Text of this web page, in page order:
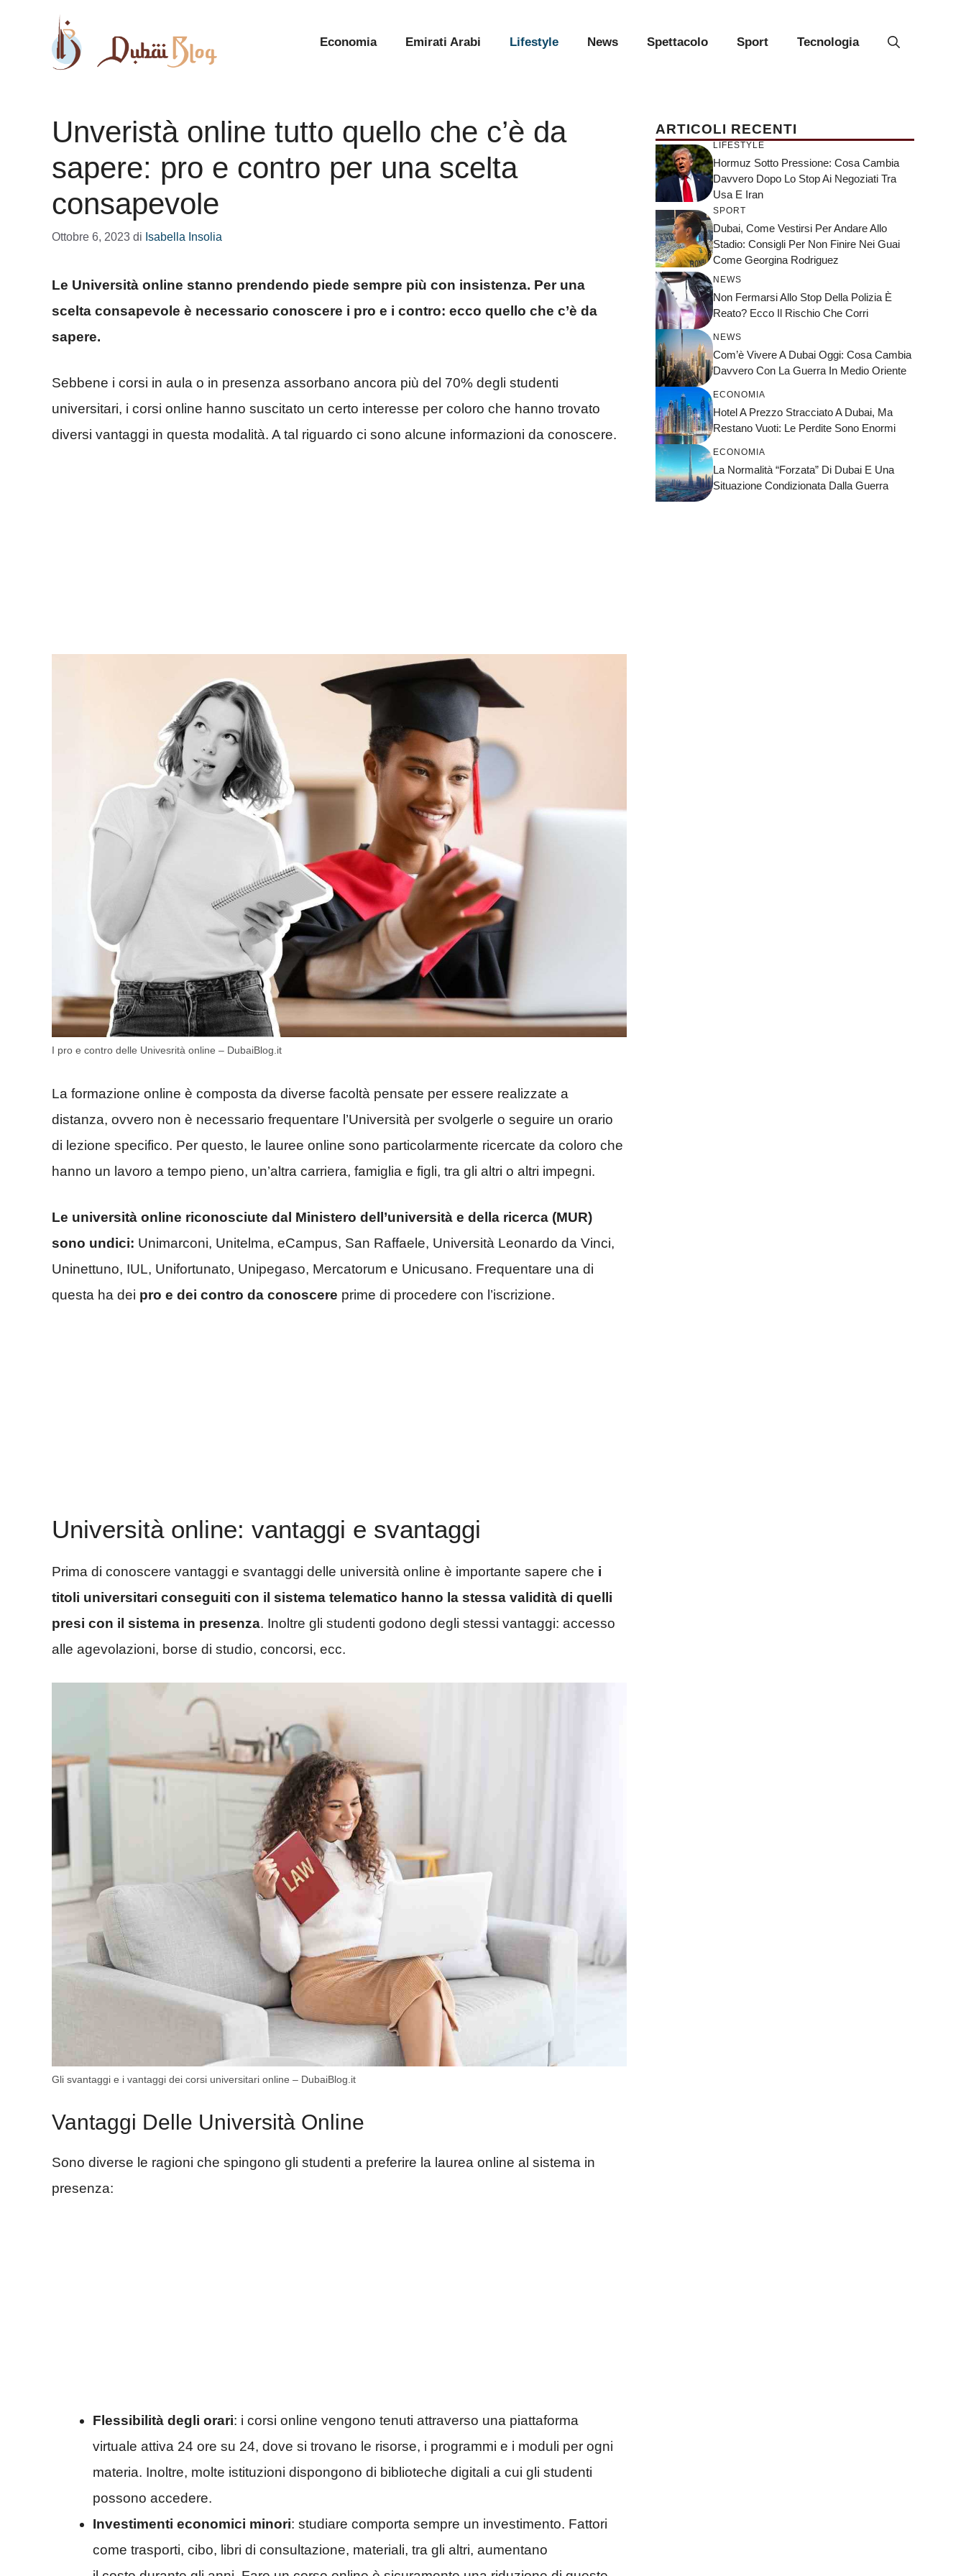
contenuto
Economia Emirati Arabi Lifestyle News Spettacolo Sport Tecnologia
Unveristà online tutto quello che c’è da
sapere: pro e contro per una scelta
consapevole
Ottobre 6, 2023 di Isabella Insolia
Le Università online stanno prendendo piede sempre più con insistenza. Per una
scelta consapevole è necessario conoscere i pro e i contro: ecco quello che c’è da
sapere.
Sebbene i corsi in aula o in presenza assorbano ancora più del 70% degli studenti
universitari, i corsi online hanno suscitato un certo interesse per coloro che hanno trovato
diversi vantaggi in questa modalità. A tal riguardo ci sono alcune informazioni da conoscere.
I pro e contro delle Univesrità online – DubaiBlog.it
La formazione online è composta da diverse facoltà pensate per essere realizzate a
distanza, ovvero non è necessario frequentare l’Università per svolgerle o seguire un orario
di lezione specifico. Per questo, le lauree online sono particolarmente ricercate da coloro che
hanno un lavoro a tempo pieno, un’altra carriera, famiglia e figli, tra gli altri o altri impegni.
Le università online riconosciute dal Ministero dell’università e della ricerca (MUR)
sono undici: Unimarconi, Unitelma, eCampus, San Raffaele, Università Leonardo da Vinci,
Uninettuno, IUL, Unifortunato, Unipegaso, Mercatorum e Unicusano. Frequentare una di
questa ha dei pro e dei contro da conoscere prime di procedere con l’iscrizione.
Università online: vantaggi e svantaggi
Prima di conoscere vantaggi e svantaggi delle università online è importante sapere che i
titoli universitari conseguiti con il sistema telematico hanno la stessa validità di quelli
presi con il sistema in presenza. Inoltre gli studenti godono degli stessi vantaggi: accesso
alle agevolazioni, borse di studio, concorsi, ecc.
Gli svantaggi e i vantaggi dei corsi universitari online – DubaiBlog.it
Vantaggi Delle Università Online
Sono diverse le ragioni che spingono gli studenti a preferire la laurea online al sistema in
presenza:
Flessibilità degli orari: i corsi online vengono tenuti attraverso una piattaforma
virtuale attiva 24 ore su 24, dove si trovano le risorse, i programmi e i moduli per ogni
materia. Inoltre, molte istituzioni dispongono di biblioteche digitali a cui gli studenti
possono accedere.
Investimenti economici minori: studiare comporta sempre un investimento. Fattori
come trasporti, cibo, libri di consultazione, materiali, tra gli altri, aumentano
ARTICOLI RECENTI
LIFESTYLE
Hormuz Sotto Pressione: Cosa Cambia
Davvero Dopo Lo Stop Ai Negoziati Tra
Usa E Iran
SPORT
Dubai, Come Vestirsi Per Andare Allo
Stadio: Consigli Per Non Finire Nei Guai
Come Georgina Rodriguez
NEWS
Non Fermarsi Allo Stop Della Polizia È
Reato? Ecco Il Rischio Che Corri
NEWS
Com’è Vivere A Dubai Oggi: Cosa Cambia
Davvero Con La Guerra In Medio Oriente
ECONOMIA
Hotel A Prezzo Stracciato A Dubai, Ma
Restano Vuoti: Le Perdite Sono Enormi
ECONOMIA
La Normalità “forzata” Di Dubai E Una
Situazione Condizionata Dalla Guerra